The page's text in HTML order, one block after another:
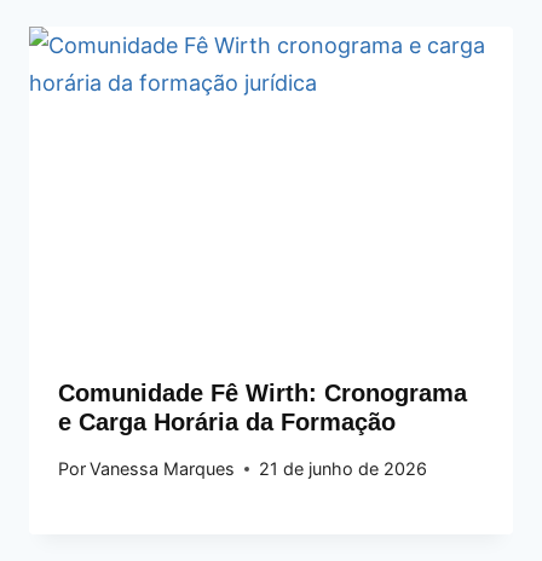
Comunidade Fê Wirth: Cronograma
e Carga Horária da Formação
PorVanessa Marques 21 de junho de 2026